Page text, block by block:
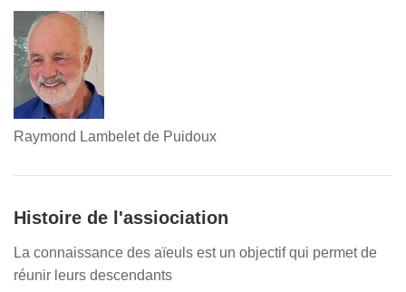
Raymond Lambelet de Puidoux
Histoire de l'assiociation
La connaissance des aïeuls est un objectif qui permet de
réunir leurs descendants